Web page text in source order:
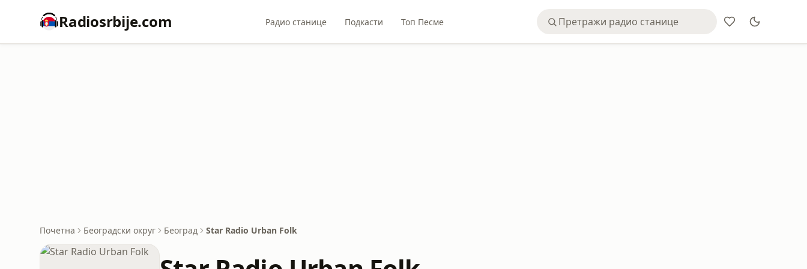
Radiosrbije.com Радио станице Подкасти Топ Песме
Почетна Београдски округ Београд Star Radio Urban Folk